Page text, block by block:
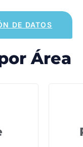
DE DATOS
Área